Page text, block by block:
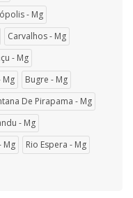
- Mg
Carvalhos - Mg
- Mg
Mg
Bugre - Mg
De Pirapama - Mg
- Mg
Mg
Rio Espera - Mg